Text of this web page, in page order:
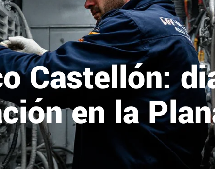
Castellón:
en la